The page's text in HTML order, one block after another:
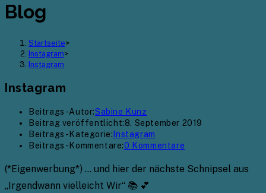
Blog
Startseite>
Instagram>
Instagram
Instagram
Beitrags-Autor:Sabine Kunz
Beitrag veröffentlicht:8. September 2019
Beitrags-Kategorie: Instagram
Beitrags-Kommentare:0 Kommentare
(*Eigenwerbung*) … und hier der nächste Schnipsel aus
„Irgendwann vielleicht Wir“ 📚 💕